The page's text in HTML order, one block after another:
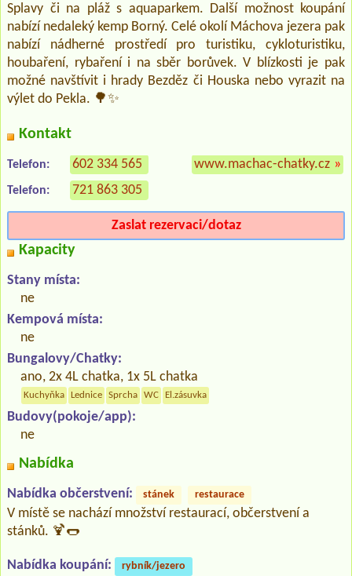
Splavy či na pláž s aquaparkem. Další možnost koupání
nabízí nedaleký kemp Borný. Celé okolí Máchova jezera pak
nabízí nádherné prostředí pro turistiku, cykloturistiku,
houbaření, rybaření i na sběr borůvek. V blízkosti je pak
možné navštívit i hrady Bezděz či Houska nebo vyrazit na
výlet do Pekla. 🌳✨
Kontakt
Telefon: 602 334 565
Telefon: 721 863 305
www.machac-chatky.cz »
Zaslat rezervaci/dotaz
Kapacity
Stany místa:
ne
Kempová místa:
ne
Bungalovy/Chatky:
ano, 2x 4L chatka, 1x 5L chatka
Kuchyňka Lednice Sprcha WC El.zásuvka
Budovy(pokoje/app):
ne
Nabídka
Nabídka občerstvení: stánek restaurace
V místě se nachází množství restaurací, občerstvení a
stánků. 🍹🌭
Nabídka koupání: rybník/jezero